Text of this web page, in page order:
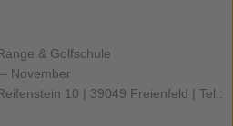
& Golfschule
November
10 | 39049 Freienfeld | Tel.: